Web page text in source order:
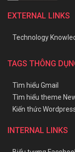
EXTERNAL LINKS
Technology
TAGS THÔNG
Tìm hiểu Gmail
Tìm hiểu theme
Kiến thức
INTERNAL LINKS